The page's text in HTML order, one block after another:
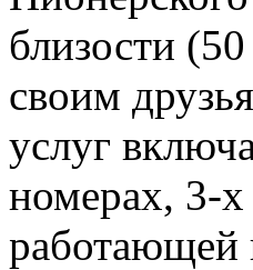
близости
своим
услуг
номерах, 3-х
работающей